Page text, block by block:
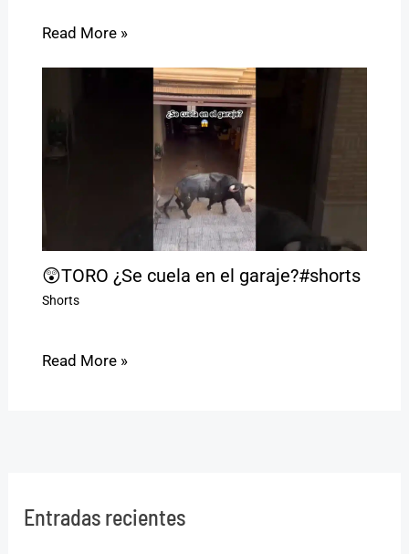
Read More »
😲TORO ¿Se cuela en el garaje?#shorts
Shorts
Read More »
Entradas recientes